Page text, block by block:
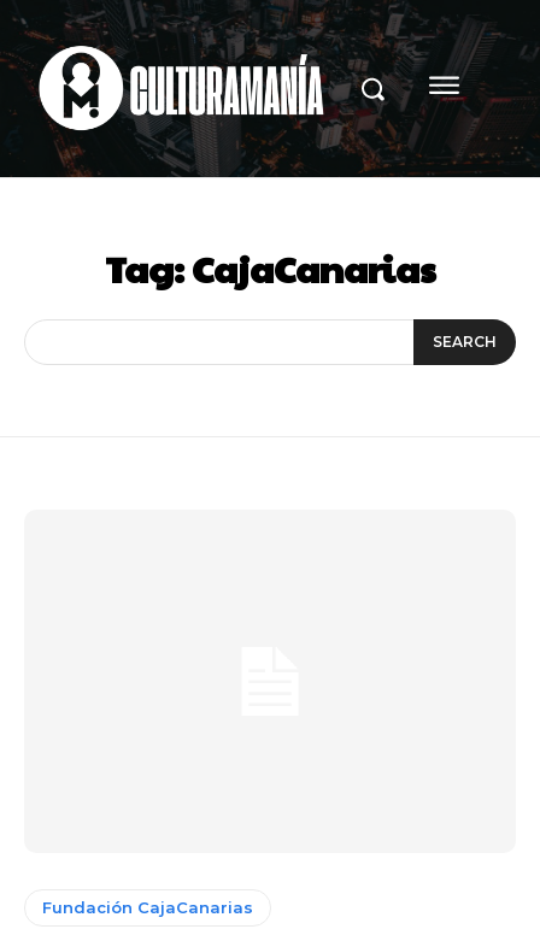
Tag:CajaCanarias
SEARCH
Fundación CajaCanarias